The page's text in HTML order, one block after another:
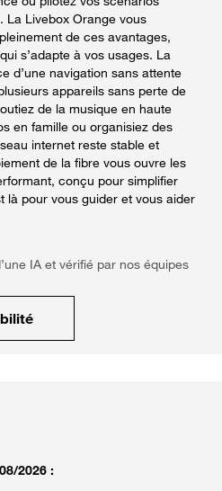
La Livebox Orange vous
de ces avantages,
s’adapte à vos usages. La
d’une navigation sans attente
appareils sans perte de
de la musique en haute
en famille ou organisiez des
internet reste stable et
de la fibre vous ouvre les
conçu pour simplifier
là pour vous guider et vous aider
IA et vérifié par nos équipes
2026 :